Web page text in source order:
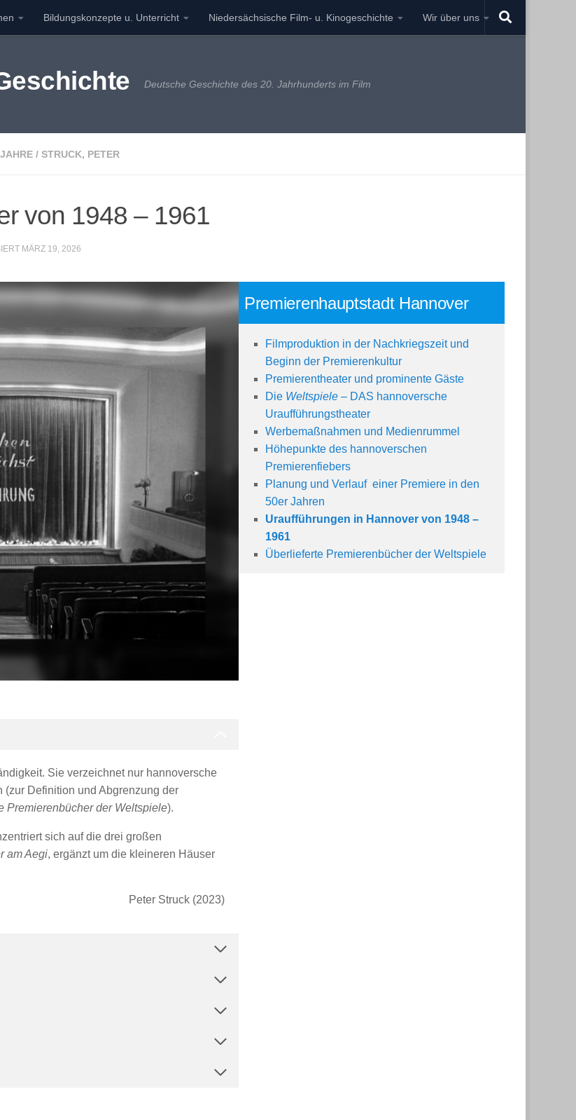
Bildungskonzepte u. Unterricht Niedersächsische Film- u. Kinogeschichte Wir über uns
Deutsche Geschichte des 20. Jahrhunderts im Film
/ STRUCK, PETER
von 1948 – 1961
MÄRZ 19, 2026
Sie verzeichnet nur hannoversche
Definition und Abgrenzung der
Premierenbücher der Weltspiele).
sich auf die drei großen
am Aegi, ergänzt um die kleineren Häuser
Peter Struck (2023)
Premierenhauptstadt Hannover
Filmproduktion in der Nachkriegszeit und
Beginn der Premierenkultur
Premierentheater und prominente Gäste
Die Weltspiele– DAS hannoversche
Uraufführungstheater
Werbemaßnahmen und Medienrummel
Höhepunkte des hannoverschen
Premierenfiebers
Planung und Verlauf einer Premiere in den
50er Jahren
Uraufführungen in Hannover von 1948 –
1961
Überlieferte Premierenbücher der Weltspiele